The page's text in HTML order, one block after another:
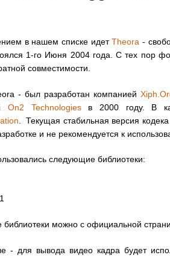
в нашем списке идетTheora -
1-го Июня 2004 года. С тех пор
совместимости.
- был разработан компанией
On2 Technologiesв 2000 году. В
. Текущая стабильная версия
и не рекомендуется к
следующие библиотеки:
библиотеки можно с официальной
- для вывода видео кадра будет